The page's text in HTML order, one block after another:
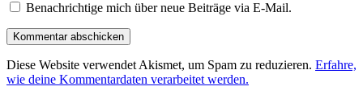
Benachrichtige mich über neue Beiträge via E-Mail.
Diese Website verwendet Akismet, um Spam zu reduzieren. Erfahre,
wie deine Kommentardaten verarbeitet werden.